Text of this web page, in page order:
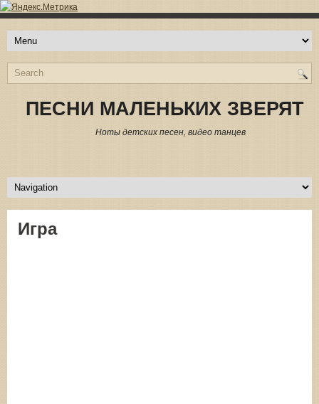
ПЕСНИ МАЛЕНЬКИХ ЗВЕРЯТ
Ноты детских песен, видео танцев
Игра